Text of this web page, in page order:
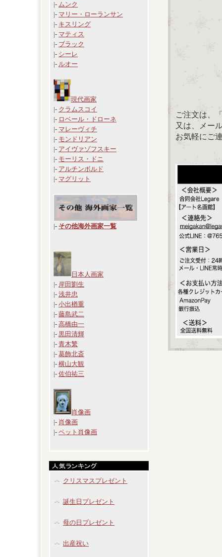
|- ムンク
|- マリー・ローランサン
|- キスリング
|- マティス
|- ブラック
|- シーレ
|- ルオー
現代画家
|- クラムスコイ
|- ロベール・ドローネ
|- マレーヴィチ
|- モンドリアン
|- アイヴァゾフスキー
|- モーリス・ドニ
|- アルチンボルド
|- マグリット
|- その他海外画家一覧
日本人画家
|- 岸田劉生
|- 浅井忠
|- 小出楢重
|- 藤島武二
|- 高橋由一
|- 黒田清輝
|- 青木繁
|- 葛飾北斎
|- 横山大観
|- 佐伯祐三
肖像画
|- 肖像画
|- ペット肖像画
クリスマスプレゼント
誕生日プレゼント
母の日プレゼント
出産祝い
ご注文は、
又は、メー
お気軽にご